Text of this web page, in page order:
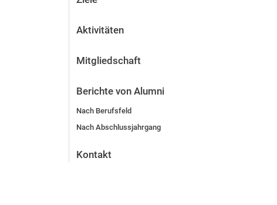
Aktivitäten
Mitgliedschaft
Berichte von Alumni
Nach Berufsfeld
Nach Abschlussjahrgang
Kontakt